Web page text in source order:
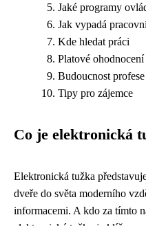
Jaké programy
Jak vypadá
Kde hledat práci
Platové ohodnocení
Budoucnost profese
Tipy pro zájemce
Co je elektronická
Elektronická tužka
dveře do světa moderního
informacemi. A kdo za tímto